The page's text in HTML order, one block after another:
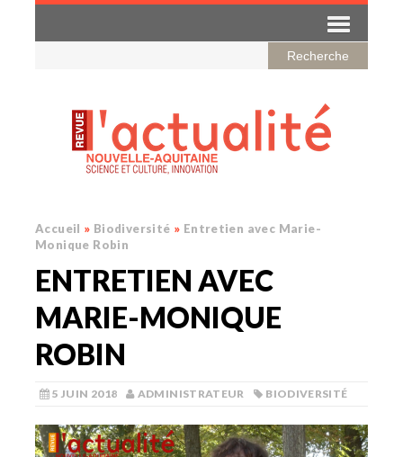
Accueil » Biodiversité » Entretien avec Marie-
Monique Robin
ENTRETIEN AVEC
MARIE-MONIQUE
ROBIN
5 JUIN 2018 ADMINISTRATEUR BIODIVERSITÉ